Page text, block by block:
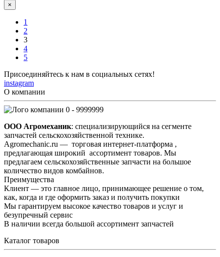
×
1
2
3
4
5
Присоединяйтесь к нам в социальных сетях!
instagram
О компании
0 - 9999999
ООО Агромеханик: специализирующийся на сегменте
запчастей сельскохозяйственной технике.
Agromechanic.ru — торговая интернет-платформа ,
предлагающая широкий ассортимент товаров. Мы
предлагаем сельскохозяйственные запчасти на большое
количество видов комбайнов.
Преимущества
Клиент — это главное лицо, принимающее решение о том,
как, когда и где оформить заказ и получить покупки
Мы гарантируем высокое качество товаров и услуг и
безупречный сервис
В наличии всегда большой ассортимент запчастей
Каталог товаров